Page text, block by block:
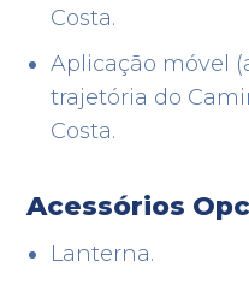
Costa.
Aplicação móvel
trajetória do
Costa.
Acessórios
Lanterna.